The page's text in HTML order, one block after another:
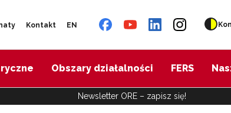
Kontakt EN
Obszary działalności FERS
Newsletter ORE – zapisz się!